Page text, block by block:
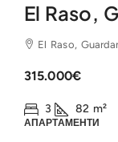
El Raso,
El Raso,
315.000€
3 82 m²
АПАРТАМЕНТИ